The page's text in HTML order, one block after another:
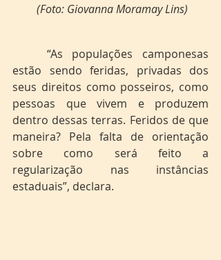
(Foto: Giovanna Moramay Lins)
estão sendo feridas, privadas dos
seus direitos como posseiros, como
pessoas que vivem e produzem
dentro dessas terras. Feridos de que
maneira? Pela falta de orientação
sobre como será feito a
regularização nas instâncias
estaduais”, declara.